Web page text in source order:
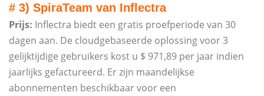
# 3) SpiraTeam van Inflectra
Prijs: Inflectra biedt een gratis proefperiode van 30
dagen aan. De cloudgebaseerde oplossing voor 3
gelijktijdige gebruikers kost u $ 971,89 per jaar indien
jaarlijks gefactureerd. Er zijn maandelijkse
abonnementen beschikbaar voor een